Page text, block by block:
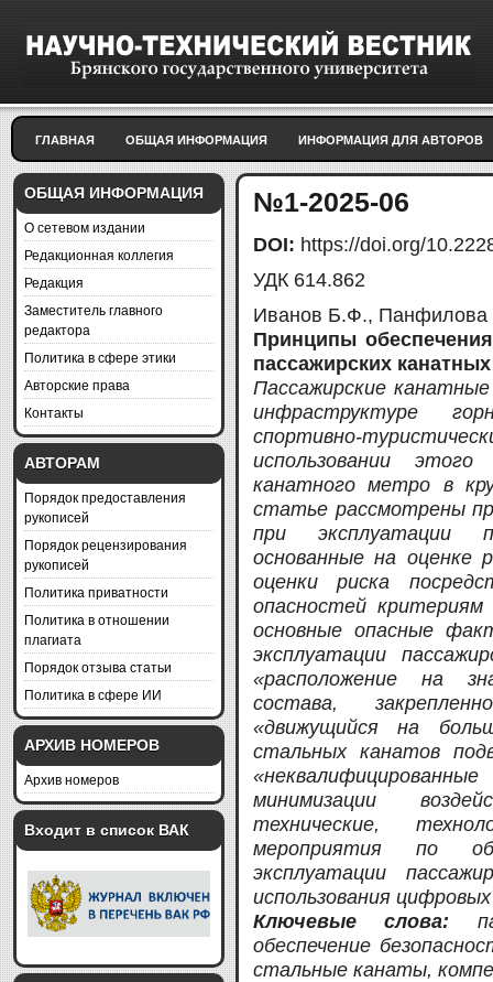
ГЛАВНАЯ ОБЩАЯ ИНФОРМАЦИЯ ИНФОРМАЦИЯ ДЛЯ АВТОРОВ
ОБЩАЯ ИНФОРМАЦИЯ
О сетевом издании
Редакционная коллегия
Редакция
Заместитель главного
редактора
Политика в сфере этики
Авторские права
Контакты
АВТОРАМ
Порядок предоставления
рукописей
Порядок рецензирования
рукописей
Политика приватности
Политика в отношении
плагиата
Порядок отзыва статьи
Политика в сфере ИИ
АРХИВ НОМЕРОВ
Архив номеров
Входит в список ВАК
№1-2025-06
DOI: https://doi.org/
УДК 614.862
Иванов Б.Ф., Панфилова
Принципы
пассажирских
Пассажирские
инфраструктуре
спортивно-
использовании
канатного метро в
статье рассмотрены
при эксплуатации
основанные на оценке
оценки риска
опасностей
основные опасные
эксплуатации
«расположение на
состава,
«движущийся на
стальных канатов
минимизации
технические,
мероприятия по
эксплуатации
использования
Ключевые слова:
обеспечение
стальные канаты,